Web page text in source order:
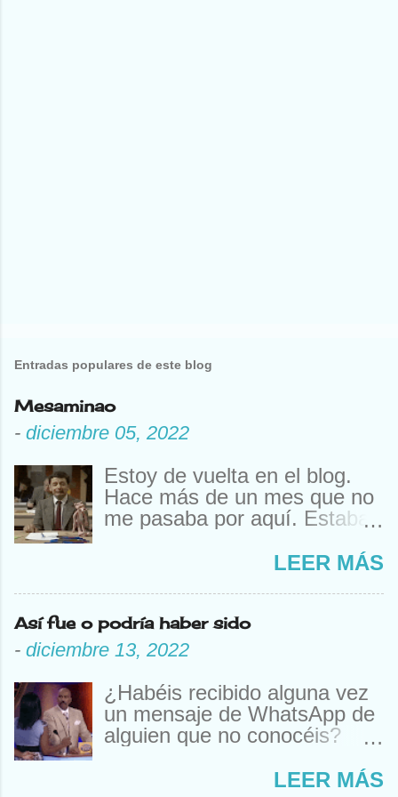
Entradas populares de este blog
Mesaminao
- diciembre 05, 2022
Estoy de vuelta en el blog.
Hace más de un mes que no
me pasaba por aquí. Estaba
“mesaminao”. Que sí, que
vista, de la conciencia, test
de drogas (no me sé casi
Covid, de orina. Pero para
esos no hay que estudiar. Y
además de estudiar, he
hecho un examen. En
realidad eran muchos
LEER MÁS
Así fue o podría haber sido
- diciembre 13, 2022
¿Habéis recibido alguna vez
un mensaje de WhatsApp de
alguien que no conocéis?
conocido en una discoteca y
LEER MÁS